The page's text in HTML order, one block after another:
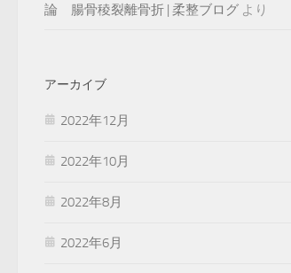
論 腸骨稜裂離骨折 | 柔整ブログ より
アーカイブ
2022年12月
2022年10月
2022年8月
2022年6月